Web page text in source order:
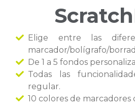
Elige entre las
marcador/bolígrafo/
De 1 a 5 fondos
Todas las
regular.
10 colores de marcadores